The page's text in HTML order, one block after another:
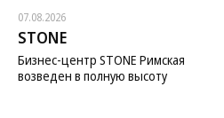
07.08.2026
STONE
Бизнес-центр STONE Римская
возведен в полную высоту